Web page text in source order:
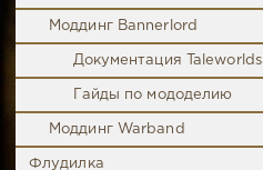
Моддинг Bannerlord
Документация Taleworlds
Гайды по мододелию
Моддинг Warband
Флудилка